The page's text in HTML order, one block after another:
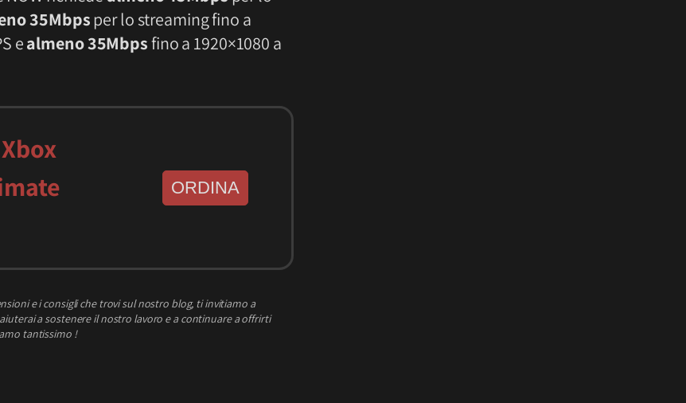
35Mbpsper lo streaming fino a
ealmeno 35Mbpsfino a 1920×1080 a
ORDINA
e i consigli che trovi sul nostro blog, ti invitiamo a
a sostenere il nostro lavoro e a continuare a offrirti
tantissimo !